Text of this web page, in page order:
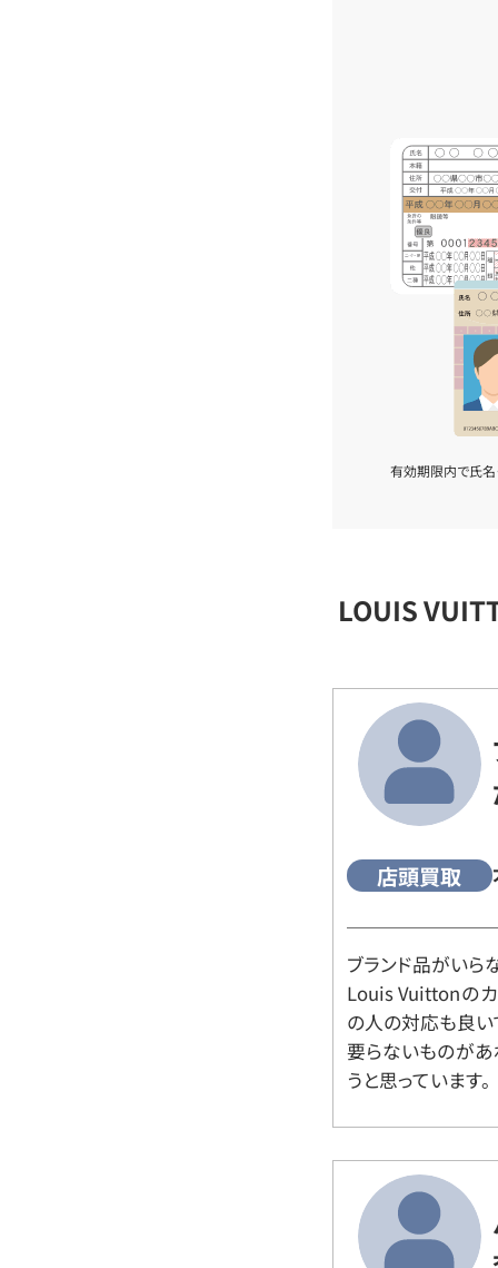
有効期限内で氏名
LOUIS
店頭買取
ブランド品がいら
Louis Vuittonの
の人の対応も良い
要らないものがあ
うと思っています。